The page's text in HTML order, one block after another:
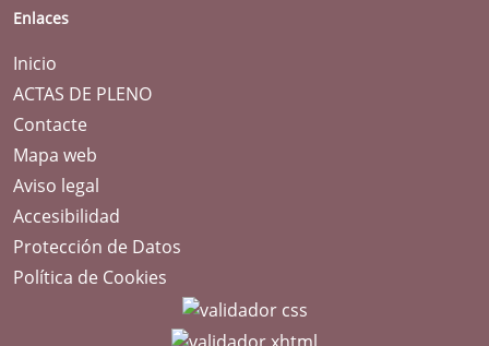
Enlaces
Inicio
ACTAS DE PLENO
Contacte
Mapa web
Aviso legal
Accesibilidad
Protección de Datos
Política de Cookies